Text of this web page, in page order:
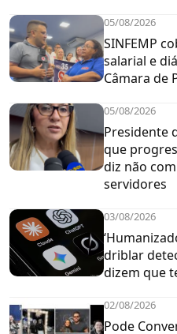
05/08/2026
SINFEMP
salarial e
Câmara de
05/08/2026
Presidente
que
diz não
servidores
03/08/2026
driblar
dizem que
02/08/2026
Pode